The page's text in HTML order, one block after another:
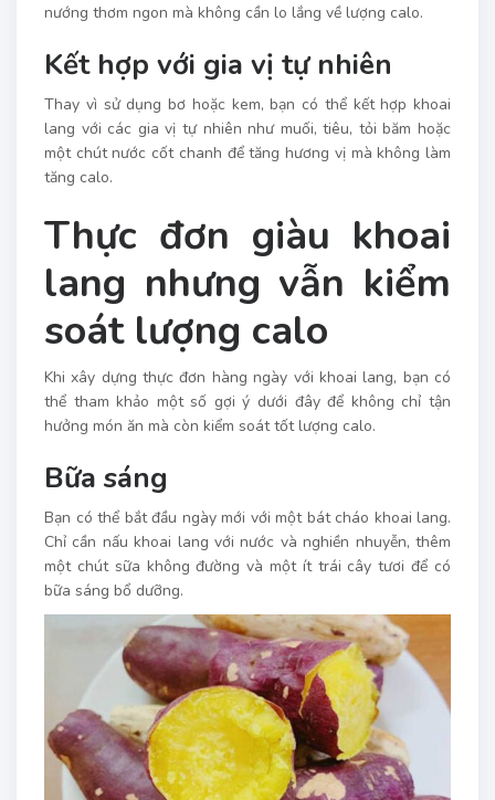
nướng thơm ngon mà không cần lo lắng về lượng calo.
Kết hợp với gia vị tự nhiên
Thay vì sử dụng bơ hoặc kem, bạn có thể kết hợp khoai
lang với các gia vị tự nhiên như muối, tiêu, tỏi băm hoặc
một chút nước cốt chanh để tăng hương vị mà không làm
tăng calo.
Thực đơn giàu khoai
lang nhưng vẫn kiểm
soát lượng calo
Khi xây dựng thực đơn hàng ngày với khoai lang, bạn có
thể tham khảo một số gợi ý dưới đây để không chỉ tận
hưởng món ăn mà còn kiểm soát tốt lượng calo.
Bữa sáng
Bạn có thể bắt đầu ngày mới với một bát cháo khoai lang.
Chỉ cần nấu khoai lang với nước và nghiền nhuyễn, thêm
một chút sữa không đường và một ít trái cây tươi để có
bữa sáng bổ dưỡng.